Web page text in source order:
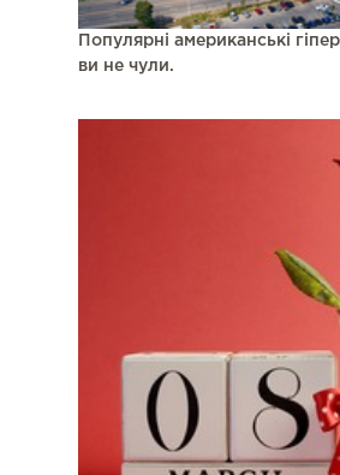
Популярні американські
ви не чули.